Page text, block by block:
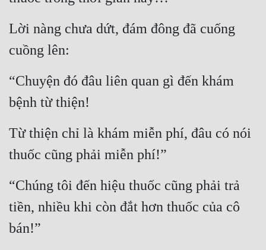
Tội Phạm
Vô Địch
Võ Hiệp
Võng Du
Xuyên Không
Xuyên Sách
Lời nàng chưa dứt, đám đông đã cuống
cuồng lên:
“Chuyện đó đâu liên quan gì đến khám
bệnh từ thiện!
Từ thiện chỉ là khám miễn phí, đâu có nói
thuốc cũng phải miễn phí!”
“Chúng tôi đến hiệu thuốc cũng phải trả
tiền, nhiều khi còn đắt hơn thuốc của cô
bán!”